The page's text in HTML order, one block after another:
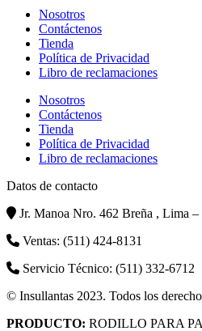
Nosotros
Contáctenos
Tienda
Política de Privacidad
Libro de reclamaciones
Nosotros
Contáctenos
Tienda
Política de Privacidad
Libro de reclamaciones
Datos de contacto
Jr. Manoa Nro. 462 Breña , Lima –
Ventas: (511) 424-8131
Servicio Técnico: (511) 332-6712
© Insullantas 2023. Todos los
PRODUCTO: RODILLO PARA